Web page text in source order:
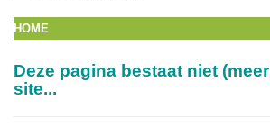
HOME
Deze pagina bestaat niet
site...